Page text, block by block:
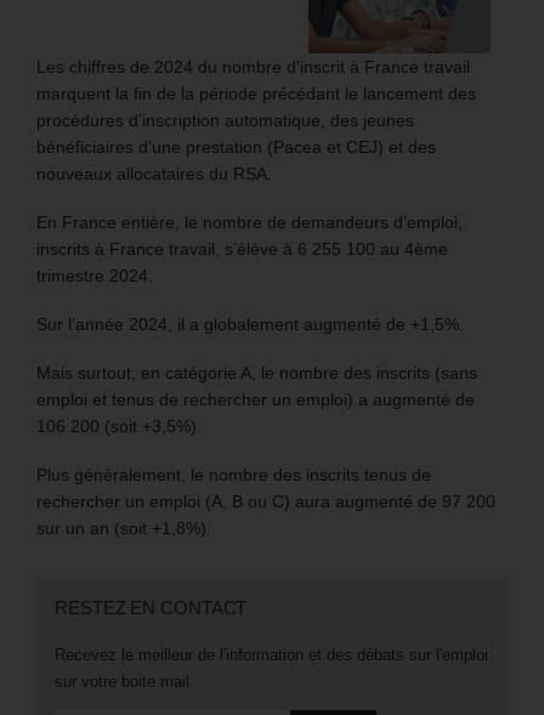
Les chiffres de 2024 du nombre d’inscrit à France travail
marquent la fin de la période précédant le lancement des
procédures d’inscription automatique, des jeunes
bénéficiaires d’une prestation (Pacea et CEJ) et des
nouveaux allocataires du RSA.
En France entière, le nombre de demandeurs d’emploi,
inscrits à France travail, s’élève à 6 255 100 au 4ème
trimestre 2024.
Sur l’année 2024, il a globalement augmenté de +1,5%.
Mais surtout, en catégorie A, le nombre des inscrits (sans
emploi et tenus de rechercher un emploi) a augmenté de
106 200 (soit +3,5%).
Plus généralement, le nombre des inscrits tenus de
rechercher un emploi (A, B ou C) aura augmenté de 97 200
sur un an (soit +1,8%).
RESTEZ EN CONTACT
Recevez le meilleur de l'information et des débats sur l'emploi
sur votre boite mail.